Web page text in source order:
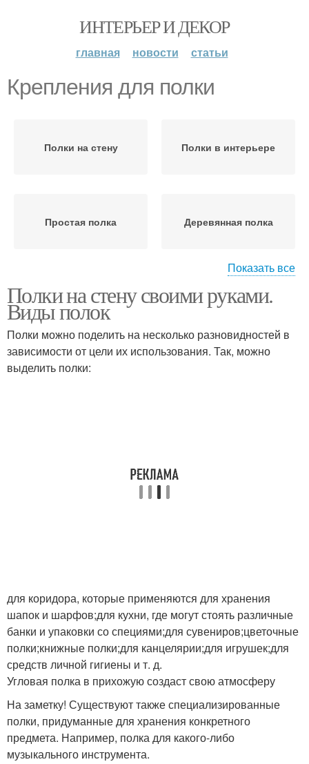
ИНТЕРЬЕР И ДЕКОР
главная новости статьи
Крепления для полки
Полки на стену Полки в интерьере
Простая полка Деревянная полка
Эксклюзивные полки Настенные полки
Показать все
Полки на стену своими руками.
Виды полок
Полки можно поделить на несколько разновидностей в
зависимости от цели их использования. Так, можно
выделить полки:
для коридора, которые применяются для хранения
шапок и шарфов;для кухни, где могут стоять различные
банки и упаковки со специями;для сувениров;цветочные
полки;книжные полки;для канцелярии;для игрушек;для
средств личной гигиены и т. д.
Угловая полка в прихожую создаст свою атмосферу
На заметку! Существуют также специализированные
полки, придуманные для хранения конкретного
предмета. Например, полка для какого-либо
музыкального инструмента.